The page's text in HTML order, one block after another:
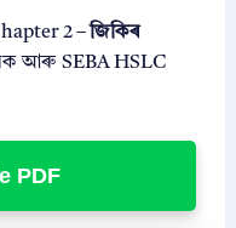
2 –জিকিৰ
আৰু SEBA HSLC
PDF